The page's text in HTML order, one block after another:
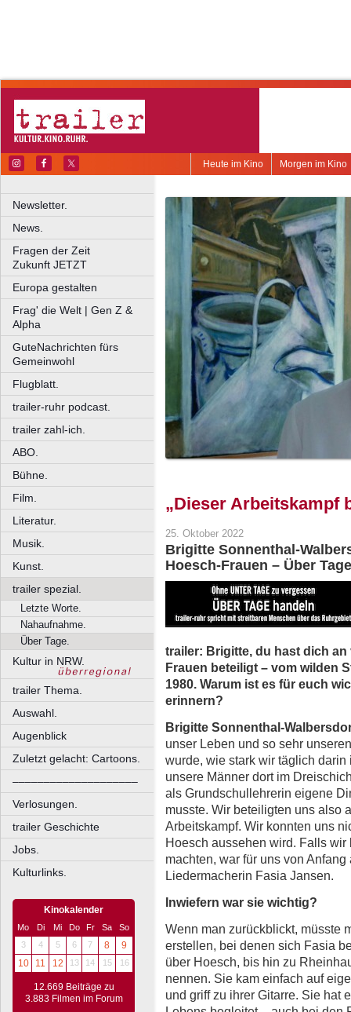
Morgen im Kino
Heute im Kino
Newsletter.
News.
Fragen der Zeit
Zukunft JETZT
Europa gestalten
Frag' die Welt | Gen Z &
Alpha
GuteNachrichten fürs
Gemeinwohl
Flugblatt.
trailer-ruhr podcast.
trailer zahl-ich.
ABO.
Bühne.
Film.
Literatur.
Musik.
Kunst.
trailer spezial.
Letzte Worte.
Nahaufnahme.
Über Tage.
Kultur in NRW.
trailer Thema.
Auswahl.
Augenblick
Zuletzt gelacht: Cartoons.
––––––––––––––––––––
Verlosungen.
trailer Geschichte
Jobs.
Kulturlinks.
Kinokalender
Mo Di Mi Do Fr Sa
So
3
4 5 6 7 8
9
10
11 12 13 14 15 16
12.669 Beiträge zu
3.883 Filmen im Forum
„Dieser Arbeitskampf
25. Oktober 2022
Brigitte Sonnenthal-
Hoesch-Frauen – Über
trailer: Brigitte, du hast dich
Frauen beteiligt – vom wilden
1980. Warum ist es für euch
erinnern?
Brigitte Sonnenthal-
unser Leben und so sehr
wurde, wie stark wir täglich
unsere Männer dort im
als Grundschullehrerin eigene
musste. Wir beteiligten uns also
Arbeitskampf. Wir konnten uns
Hoesch aussehen wird. Falls
machten, war für uns von
Liedermacherin Fasia Jansen.
Inwiefern war sie wichtig?
Wenn man zurückblickt, müsste
erstellen, bei denen sich Fasia
über Hoesch, bis hin zu
nennen. Sie kam einfach auf
und griff zu ihrer Gitarre. Sie hat